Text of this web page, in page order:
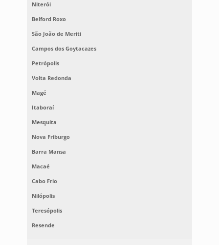
Niterói
Belford Roxo
São João de Meriti
Campos dos Goytacazes
Petrópolis
Volta Redonda
Magé
Itaboraí
Mesquita
Nova Friburgo
Barra Mansa
Macaé
Cabo Frio
Nilópolis
Teresópolis
Resende